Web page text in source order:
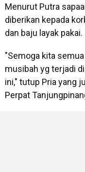
Menurut Putra
diberikan kepada
dan baju layak pakai.
"Semoga kita
musibah yg terjadi
ini," tutup Pria yang
Perpat